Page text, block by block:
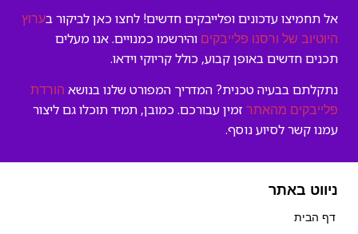
אל תחמיצו עדכונים ופלייבקים חדשים! לחצו כאן לביקור בערוץ
היוטיוב של ורסנו פלייבקים והירשמו כמנויים. אנו מעלים
תכנים חדשים באופן קבוע, כולל קריוקי וידאו.
נתקלתם בבעיה טכנית? המדריך המפורט שלנו בנושא הורדת
פלייבקים מהאתר זמין עבורכם. כמובן, תמיד תוכלו גם ליצור
עמנו קשר לסיוע נוסף.
ניווט באתר
דף הבית